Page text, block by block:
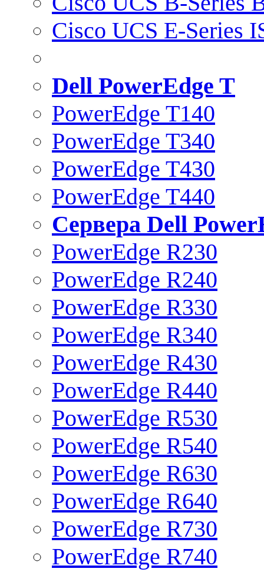
Cisco UCS E-Series
Dell PowerEdge T
PowerEdge T140
PowerEdge T340
PowerEdge T430
PowerEdge T440
Сервера Dell
PowerEdge R230
PowerEdge R240
PowerEdge R330
PowerEdge R340
PowerEdge R430
PowerEdge R440
PowerEdge R530
PowerEdge R540
PowerEdge R630
PowerEdge R640
PowerEdge R730
PowerEdge R740